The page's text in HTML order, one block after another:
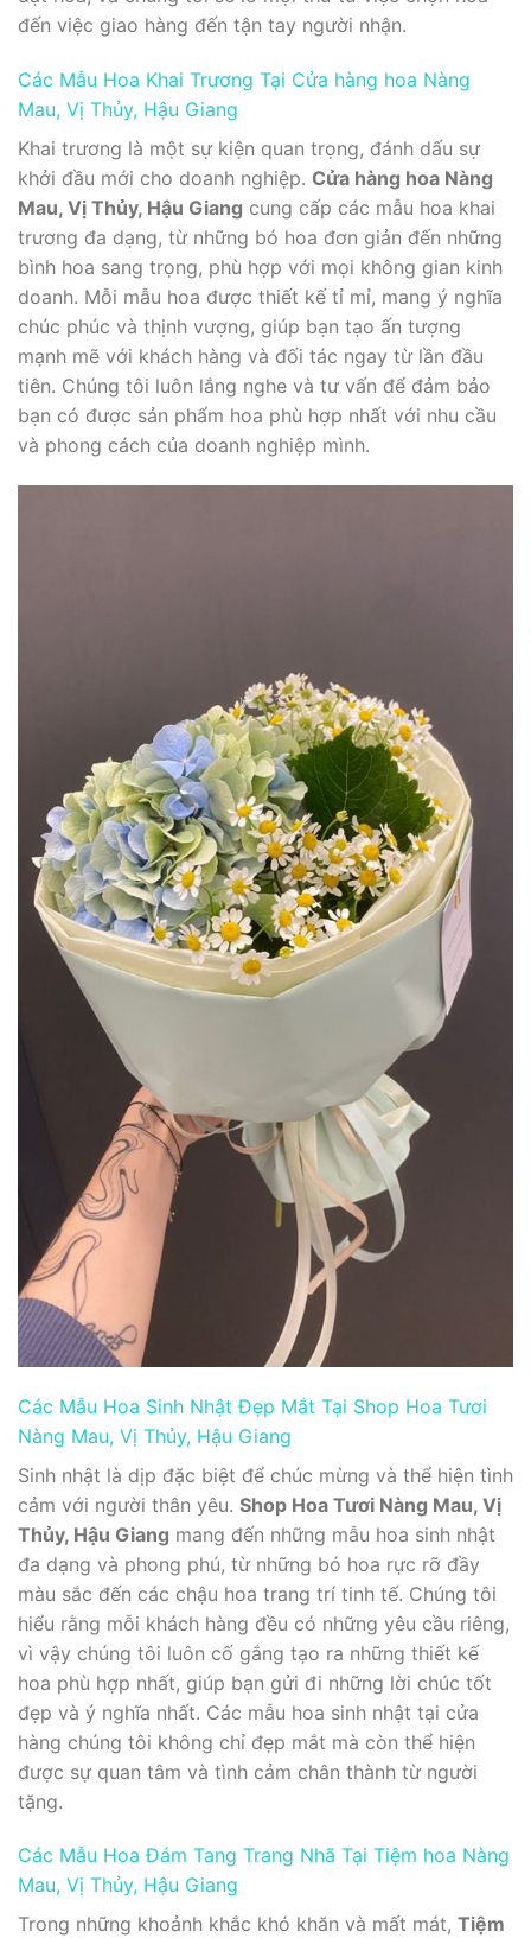
đến việc giao hàng đến tận tay người nhận.
Các Mẫu Hoa Khai Trương Tại Cửa hàng hoa Nàng
Mau, Vị Thủy, Hậu Giang
Khai trương là một sự kiện quan trọng, đánh dấu sự
khởi đầu mới cho doanh nghiệp. Cửa hàng hoa Nàng
Mau, Vị Thủy, Hậu Giang cung cấp các mẫu hoa khai
trương đa dạng, từ những bó hoa đơn giản đến những
bình hoa sang trọng, phù hợp với mọi không gian kinh
doanh. Mỗi mẫu hoa được thiết kế tỉ mỉ, mang ý nghĩa
chúc phúc và thịnh vượng, giúp bạn tạo ấn tượng
mạnh mẽ với khách hàng và đối tác ngay từ lần đầu
tiên. Chúng tôi luôn lắng nghe và tư vấn để đảm bảo
bạn có được sản phẩm hoa phù hợp nhất với nhu cầu
và phong cách của doanh nghiệp mình.
Các Mẫu Hoa Sinh Nhật Đẹp Mắt Tại Shop Hoa Tươi
Nàng Mau, Vị Thủy, Hậu Giang
Sinh nhật là dịp đặc biệt để chúc mừng và thể hiện tình
cảm với người thân yêu. Shop Hoa Tươi Nàng Mau, Vị
Thủy, Hậu Giang mang đến những mẫu hoa sinh nhật
đa dạng và phong phú, từ những bó hoa rực rỡ đầy
màu sắc đến các chậu hoa trang trí tinh tế. Chúng tôi
hiểu rằng mỗi khách hàng đều có những yêu cầu riêng,
vì vậy chúng tôi luôn cố gắng tạo ra những thiết kế
hoa phù hợp nhất, giúp bạn gửi đi những lời chúc tốt
đẹp và ý nghĩa nhất. Các mẫu hoa sinh nhật tại cửa
hàng chúng tôi không chỉ đẹp mắt mà còn thể hiện
được sự quan tâm và tình cảm chân thành từ người
tặng.
Các Mẫu Hoa Đám Tang Trang Nhã Tại Tiệm hoa Nàng
Mau, Vị Thủy, Hậu Giang
Trong những khoảnh khắc khó khăn và mất mát, Tiệm